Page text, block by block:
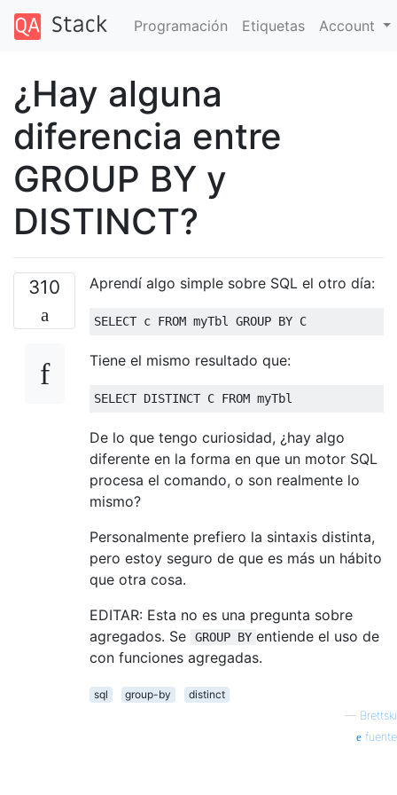
Programación Etiquetas Account
¿Hay alguna
diferencia entre
GROUP BY y
DISTINCT?
310 Aprendí algo simple sobre SQL el otro día:
SELECT c FROM myTbl GROUP BY C
Tiene el mismo resultado que:
SELECT DISTINCT C FROM myTbl
De lo que tengo curiosidad, ¿hay algo
diferente en la forma en que un motor SQL
procesa el comando, o son realmente lo
mismo?
Personalmente prefiero la sintaxis distinta,
pero estoy seguro de que es más un hábito
que otra cosa.
EDITAR: Esta no es una pregunta sobre
agregados. Se
GROUP BY entiende el uso de
con funciones agregadas.
sql group-by
distinct
— Brettski
fuente